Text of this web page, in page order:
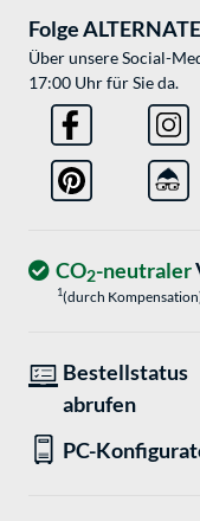
Folge
Über unsere Social-
17:00 Uhr für Sie da.
CO2-neutraler
1(durch
Bestellstatus
abrufen
PC-